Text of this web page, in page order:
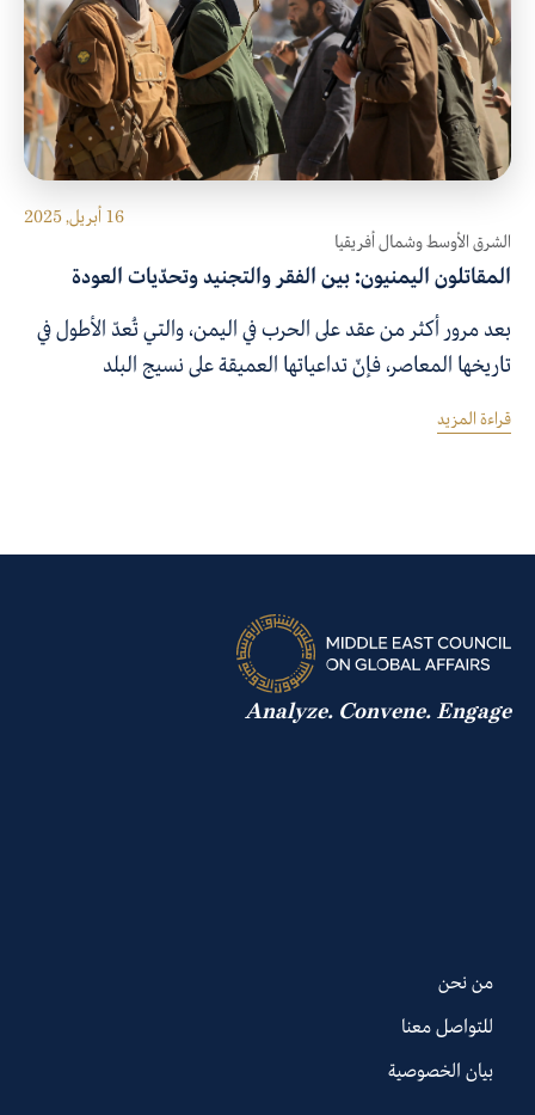
16 أبريل, 2025
الشرق الأوسط وشمال أفريقيا
المقاتلون اليمنيون: بين الفقر والتجنيد وتحدّيات العودة
بعد مرور أكثر من عقد على الحرب في اليمن، والتي تُعدّ الأطول في
تاريخها المعاصر، فإنّ تداعياتها العميقة على نسيج البلد
المُدقع والانهيار الاقتصادي والمجاعة بشريحة واسعة من
قراءة المزيد
Analyze. Convene. Engage
من نحن
للتواصل معنا
بيان الخصوصية